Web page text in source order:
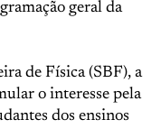
geral da
de Física (SBF), a
o interesse pela
dos ensinos